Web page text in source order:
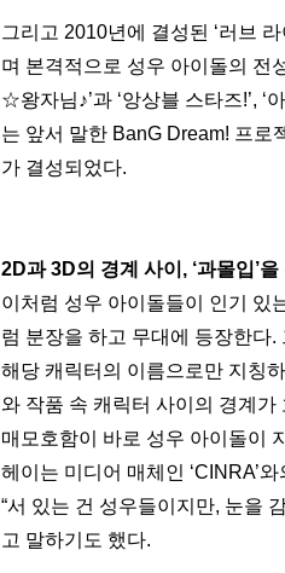
그리고 2010년에 결성된 ‘러브
며 본격적으로 성우 아이돌의 전
☆왕자님♪’과 ‘앙상블 스타즈!’, ‘
는 앞서 말한 BanG Dream! 프로
가 결성되었다.
2D과 3D의 경계 사이, ‘과몰입’
이처럼 성우 아이돌들이 인기 있
럼 분장을 하고 무대에 등장한다
해당 캐릭터의 이름으로만 지칭
와 작품 속 캐릭터 사이의 경계
매모호함이 바로 성우 아이돌이
헤이는 미디어 매체인 ‘CINRA’
“서 있는 건 성우들이지만, 눈을
고 말하기도 했다.